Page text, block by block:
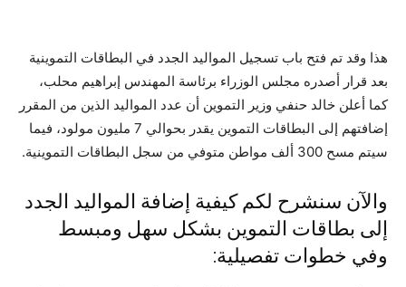
هذا وقد تم فتح باب تسجيل المواليد الجدد في البطاقات التموينية
بعد قرار أصدره مجلس الوزراء برئاسة المهندس إبراهيم محلب،
كما أعلن خالد حنفي وزير التموين أن عدد المواليد الذين من المقرر
إضافتهم إلى البطاقات التموين يقدر بحوالي 7 مليون مولود، فيما
سيتم مسح 300 ألف مواطن متوفي من سجل البطاقات التموينية.
والآن سنشرح لكم كيفية إضافة المواليد الجدد
إلى بطاقات التموين بشكل سهل ومبسط
وفي خطوات تفصيلية: